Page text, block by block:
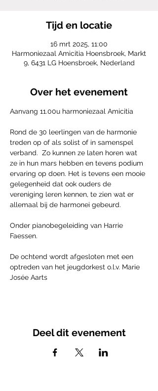
Tijd en locatie
16 mrt 2025, 11:00
Harmoniezaal Amicitia Hoensbroek, Markt
9, 6431 LG Hoensbroek, Nederland
Over het evenement
Aanvang 11.00u harmoniezaal Amicitia
Rond de 30 leerlingen van de harmonie
treden op of als solist of in samenspel
verband.  Zo kunnen ze laten horen wat
ze in hun mars hebben en tevens podium
ervaring op doen. Het is tevens een mooie
gelegenheid dat ook ouders de
vereniging leren kennen, te zien wat er
allemaal bij de harmonei gebeurd.
Onder pianobegeleiding van Harrie
Faessen.
De ochtend wordt afgesloten met een
optreden van het jeugdorkest o.l.v. Marie
Josée Aarts
Deel dit evenement